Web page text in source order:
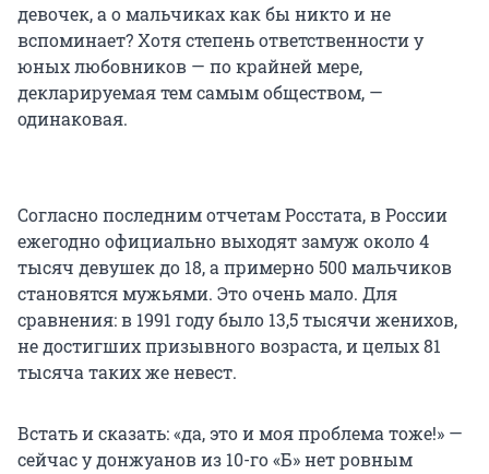
девочек, а о мальчиках как бы никто и не
вспоминает? Хотя степень ответственности у
юных любовников — по крайней мере,
декларируемая тем самым обществом, —
одинаковая.
Согласно последним отчетам Росстата, в России
ежегодно официально выходят замуж около 4
тысяч девушек до 18, а примерно 500 мальчиков
становятся мужьями. Это очень мало. Для
сравнения: в 1991 году было 13,5 тысячи женихов,
не достигших призывного возраста, и целых 81
тысяча таких же невест.
Встать и сказать: «да, это и моя проблема тоже!» —
сейчас у донжуанов из 10-го «Б»нет ровным